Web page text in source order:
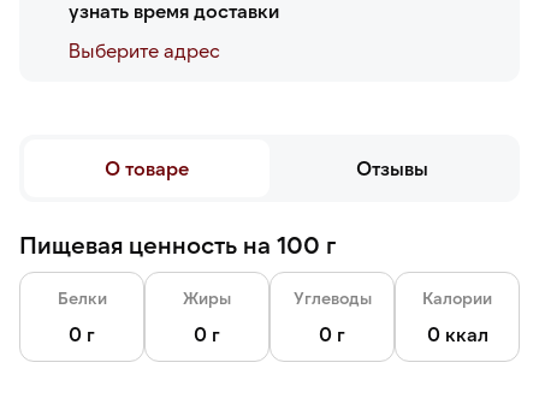
узнать время доставки
Выберите адреc
О товаре Отзывы
Пищевая ценность на 100 г
Белки
0 г
Жиры
0 г
Углеводы
0 г
Калории
0 ккал